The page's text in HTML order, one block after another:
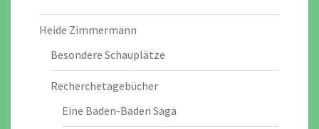
Heide Zimmermann
Besondere Schauplätze
Recherchetagebücher
Eine Baden-Baden Saga